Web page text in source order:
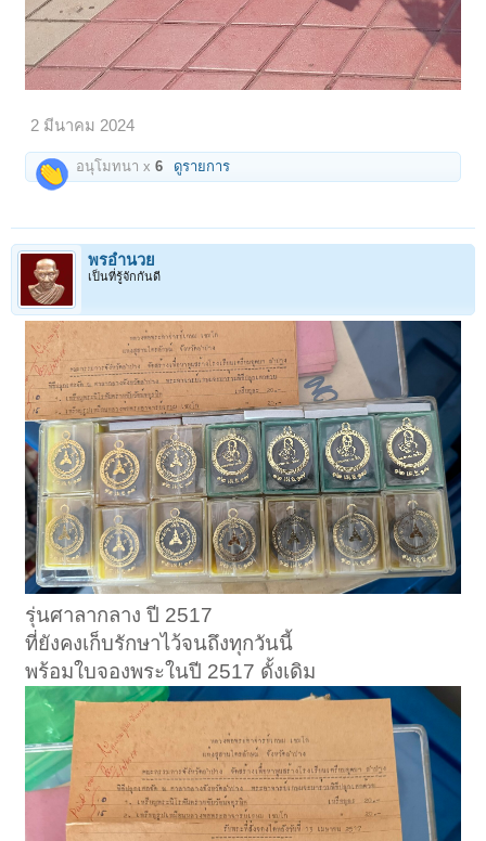
2 มีนาคม 2024
อนุโมทนา x6 ดูรายการ
พรอำนวย
เป็นที่รู้จักกันดี
รุ่นศาลากลาง ปี 2517
ที่ยังคงเก็บรักษาไว้จนถึงทุกวันนี้
พร้อมใบจองพระในปี 2517 ดั้งเดิม